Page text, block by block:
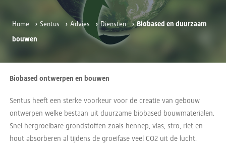
Home ›Sentus ›Advies ›Diensten ›Biobased en duurzaam
bouwen
Biobased ontwerpen en bouwen
Sentus heeft een sterke voorkeur voor de creatie van gebouw
ontwerpen welke bestaan uit duurzame biobased bouwmaterialen.
Snel hergroeibare grondstoffen zoals hennep, vlas, stro, riet en
hout absorberen al tijdens de groeifase veel CO2 uit de lucht.